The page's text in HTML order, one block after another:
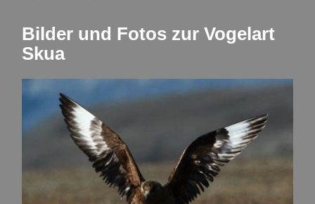
Bilder und Fotos zur Vogelart
Skua